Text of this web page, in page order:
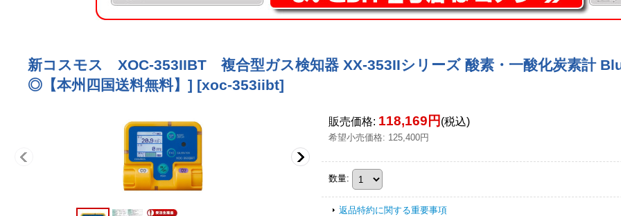
新コスモス XOC-353IIBT 複合型ガス検知器 XX-353IIシリーズ 酸素・一酸化炭素計
◎【本州四国送料無料】] [xoc-353iibt]
販売価格: 118,169円 (税込)
希望小売価格: 125,400円
数量:
返品特約に関する重要事項